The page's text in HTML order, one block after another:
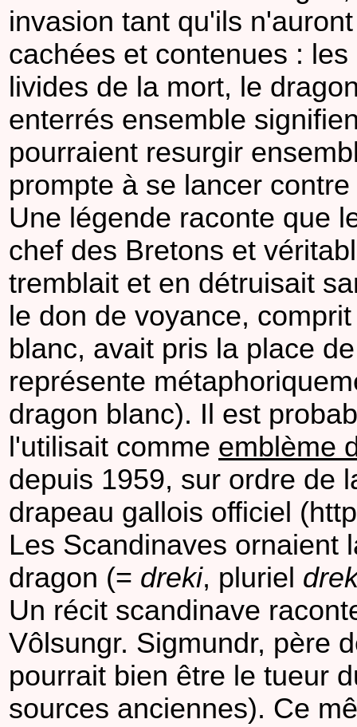
invasion tant qu'ils
cachées et contenues :
livides de la mort, le
enterrés ensemble
pourraient resurgir
prompte à se lancer
Une légende raconte que
chef des Bretons et
tremblait et en détruisait
le don de voyance,
blanc, avait pris la place
représente
dragon blanc). Il est
l'utilisait comme emblème
depuis 1959, sur ordre de
drapeau gallois officiel
Les Scandinaves ornaient
dragon (= dreki, pluriel
Un récit scandinave
Vôlsungr. Sigmundr, père
pourrait bien être le tueur
sources anciennes). Ce